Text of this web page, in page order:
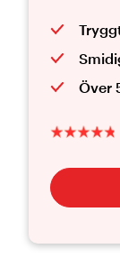
Över